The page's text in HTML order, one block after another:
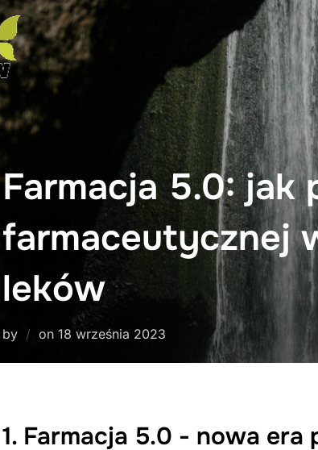
Farmacja 5.0: jak
farmaceutycznej
leków
by on Posted
18 września 2023
1. Farmacja 5.0 - nowa